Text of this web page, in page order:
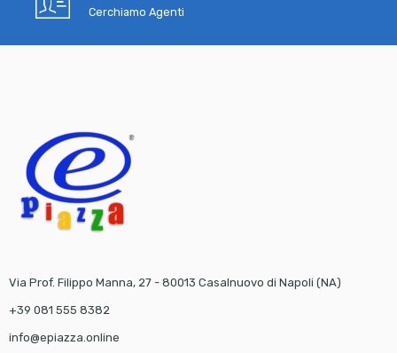
Cerchiamo Agenti
Via Prof. Filippo Manna, 27 - 80013 Casalnuovo di Napoli (NA)
+39 081 555 8382
info@epiazza.online